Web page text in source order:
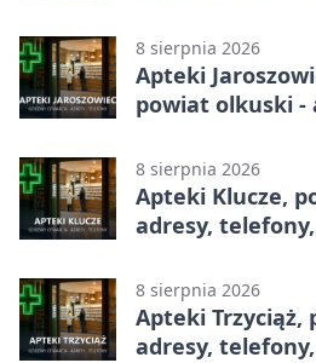
8 sierpnia 2026
Apteki
powiat olkuski -
8 sierpnia 2026
Apteki Klucze,
adresy,
8 sierpnia 2026
Apteki Trzyciąż,
adresy,